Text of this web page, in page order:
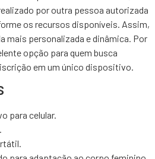
por outra pessoa autorizada
os recursos disponíveis. Assim,
mais personalizada e dinâmica. Por
opção para quem busca
em um único dispositivo.
para celular.